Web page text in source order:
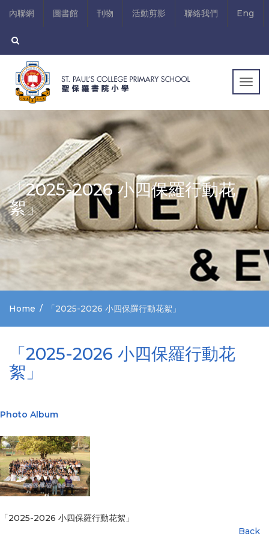
內聯網 圖書館 刊物 活動剪影 聯絡我們 Eng
「2025-2026 小四保羅行動花
絮」
Home 「2025-2026 小四保羅行動花絮」
「2025-2026 小四保羅行動花
絮」
Photo Album
「2025-2026 小四保羅行動花絮」
Back